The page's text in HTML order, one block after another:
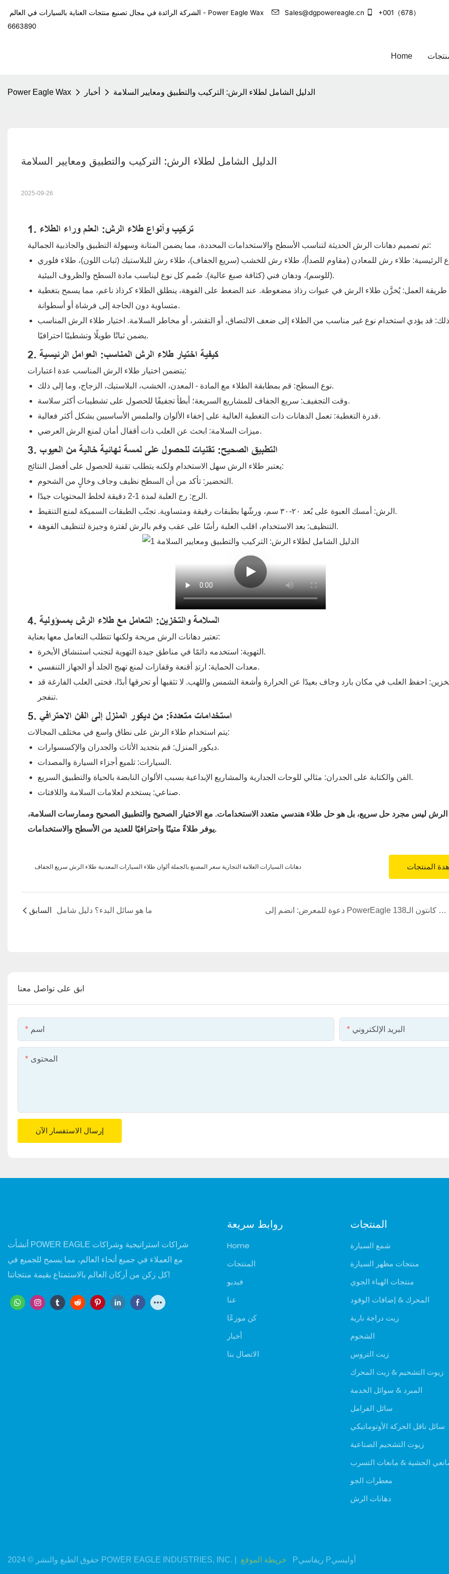
الشركة الرائدة في مجال تصنيع منتجات العناية بالسيارات في العالم - Power Eagle Wax Sales@dgpowereagle.cn
+001（678）
6663890
Home
Power Eagle Wax أخبار الدليل الشامل لطلاء الرش: التركيب والتطبيق ومعايير السلامة
الدليل الشامل لطلاء الرش: التركيب والتطبيق ومعايير السلامة
2025-09-26
1. تركيب وأنواع طلاء الرش: العلم وراء الطلاء
تم تصميم دهانات الرش الحديثة لتناسب الأسطح والاستخدامات المحددة، مما يضمن المتانة وسهولة التطبيق والجاذبية الجمالية:
الرئيسية: طلاء رش للمعادن (مقاوم للصدأ)، طلاء رش للخشب (سريع الجفاف)، طلاء رش للبلاستيك (ثبات اللون)، طلاء فلوري
(للوسم)، ودهان فني (كثافة صبغ عالية). صُمم كل نوع ليناسب مادة السطح والظروف البيئية.
طريقة العمل: يُخزَّن طلاء الرش في عبوات رذاذ مضغوطة. عند الضغط على الفوهة، ينطلق الطلاء كرذاذ ناعم، مما يسمح بتغطية
متساوية دون الحاجة إلى فرشاة أو أسطوانة.
ذلك: قد يؤدي استخدام نوع غير مناسب من الطلاء إلى ضعف الالتصاق، أو التقشر، أو مخاطر السلامة. اختيار طلاء الرش المناسب
يضمن ثباتًا طويلًا وتشطيبًا احترافيًا.
2. كيفية اختيار طلاء الرش المناسب: العوامل الرئيسية
يتضمن اختيار طلاء الرش المناسب عدة اعتبارات:
نوع السطح: قم بمطابقة الطلاء مع المادة - المعدن، الخشب، البلاستيك، الزجاج، وما إلى ذلك.
وقت التجفيف: سريع الجفاف للمشاريع السريعة؛ أبطأ تجفيفًا للحصول على تشطيبات أكثر سلاسة.
قدرة التغطية: تعمل الدهانات ذات التغطية العالية على إخفاء الألوان والملمس الأساسيين بشكل أكثر فعالية.
ميزات السلامة: ابحث عن العلب ذات أقفال أمان لمنع الرش العرضي.
3. التطبيق الصحيح: تقنيات للحصول على لمسة نهائية خالية من العيوب
يعتبر طلاء الرش سهل الاستخدام ولكنه يتطلب تقنية للحصول على أفضل النتائج:
التحضير: تأكد من أن السطح نظيف وجاف وخالٍ من الشحوم.
الرج: رج العلبة لمدة 1-2 دقيقة لخلط المحتويات جيدًا.
الرش: أمسك العبوة على بُعد ٢٠-٣٠ سم، ورشّها بطبقات رقيقة ومتساوية. تجنّب الطبقات السميكة لمنع التنقيط.
التنظيف: بعد الاستخدام، اقلب العلبة رأسًا على عقب وقم بالرش لفترة وجيزة لتنظيف الفوهة.
4. السلامة والتخزين: التعامل مع طلاء الرش بمسؤولية
تعتبر دهانات الرش مريحة ولكنها تتطلب التعامل معها بعناية:
التهوية: استخدمه دائمًا في مناطق جيدة التهوية لتجنب استنشاق الأبخرة.
معدات الحماية: ارتدِ أقنعة وقفازات لمنع تهيج الجلد أو الجهاز التنفسي.
احفظ العلب في مكان بارد وجاف بعيدًا عن الحرارة وأشعة الشمس واللهب. لا تثقبها أو تحرقها أبدًا، فحتى العلب الفارغة قد
تنفجر.
5. استخدامات متعددة: من ديكور المنزل إلى الفن الاحترافي
يتم استخدام طلاء الرش على نطاق واسع في مختلف المجالات:
ديكور المنزل: قم بتجديد الأثاث والجدران والإكسسوارات.
السيارات: تلميع أجزاء السيارة والمصدات.
الفن والكتابة على الجدران: مثالي للوحات الجدارية والمشاريع الإبداعية بسبب الألوان النابضة بالحياة والتطبيق السريع.
صناعي: يستخدم لعلامات السلامة واللافتات.
الرش ليس مجرد حل سريع، بل هو حل طلاء هندسي متعدد الاستخدامات. مع الاختيار الصحيح والتطبيق الصحيح وممارسات السلامة،
يوفر طلاءً متينًا واحترافيًا للعديد من الأسطح والاستخدامات.
دهانات السيارات العلامة التجارية سعر المصنع بالجملة ألوان طلاء السيارات المعدنية طلاء الرش سريع الجفاف المنتجات
السابق ما هو سائل البدء؟ دليل شامل دعوة للمعرض: انضم إلى PowerEagle في معرض كانتون الـ138!
ابق على تواصل معنا
اسم البريد الإلكتروني
المحتوى
إرسال الاستفسار الآن
أنشأت POWER EAGLE شراكات استراتيجية وشراكات
مع العملاء في جميع أنحاء العالم، مما يسمح للجميع في
كل ركن من أركان العالم بالاستمتاع بقيمة منتجاتنا!
روابط سريعة
Home
المنتجات
فيديو
عنا
كن موزعًا
أخبار
الاتصال بنا
المنتجات
شمع السيارة
منتجات مظهر السيارة
منتجات الهباء الجوي
المحرك & إضافات الوقود
زيت دراجة نارية
الشحوم
زيت التروس
زيوت التشحيم & زيت المحرك
المبرد & سوائل الخدمة
سائل الفرامل
سائل ناقل الحركة الأوتوماتيكي
زيوت التشحيم الصناعية
الحشية & مانعات التسرب
معطرات الجو
دهانات الرش
حقوق الطبع والنشر © 2024 POWER EAGLE INDUSTRIES, INC. | Pريفاسي Pأوليسي